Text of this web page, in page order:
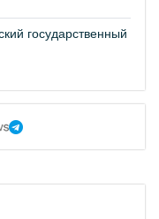
государственный